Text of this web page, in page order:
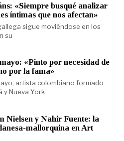
«Siempre busqué analizar
íntimas que nos afectan»
sigue moviéndose en los
su
«Pinto por necesidad de
por la fama»
artista colombiano formado
y Nueva York
Nielsen y Nahir Fuente: la
mallorquina en Art